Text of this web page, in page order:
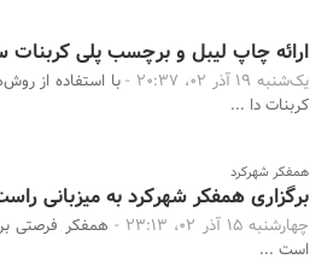
ارائه چاپ لیبل و برچسب پلی کربنات
یک‌شنبه 19 آذر 02، 20:37 -
با استفاده از
کربنات دا ...
همفکر شهرکرد
برگزاری همفکر شهرکرد به میزبانی
چهارشنبه 15 آذر 02، 23:13 -
همفکر فرصتی
است ...